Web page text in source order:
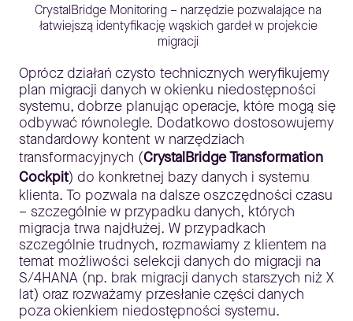
CrystalBridge Monitoring – narzędzie pozwalające na
łatwiejszą identyfikację wąskich gardeł w projekcie
migracji
Oprócz działań czysto technicznych weryfikujemy
plan migracji danych w okienku niedostępności
systemu, dobrze planując operacje, które mogą się
odbywać równolegle. Dodatkowo dostosowujemy
standardowy kontent w narzędziach
transformacyjnych (CrystalBridge Transformation
Cockpit) do konkretnej bazy danych i systemu
klienta. To pozwala na dalsze oszczędności czasu
– szczególnie w przypadku danych, których
migracja trwa najdłużej. W przypadkach
szczególnie trudnych, rozmawiamy z klientem na
temat możliwości selekcji danych do migracji na
S/4HANA (np. brak migracji danych starszych niż X
lat) oraz rozważamy przesłanie części danych
poza okienkiem niedostępności systemu.